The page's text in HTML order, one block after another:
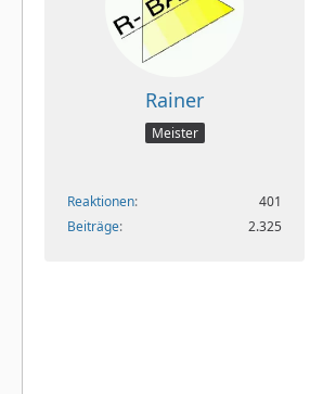
Rainer
Meister
Reaktionen
401
Beiträge
2.325